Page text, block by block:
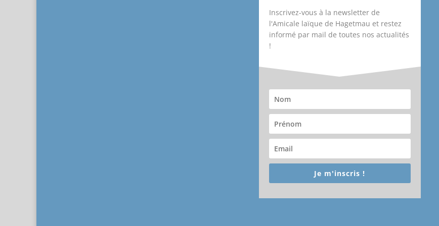
Inscrivez-vous à la newsletter de
l'Amicale laïque de Hagetmau et restez
informé par mail de toutes nos actualités
!
Je m'inscris !